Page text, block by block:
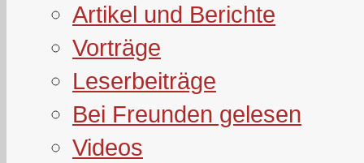
Artikel und Berichte
Vorträge
Leserbeiträge
Bei Freunden gelesen
Videos